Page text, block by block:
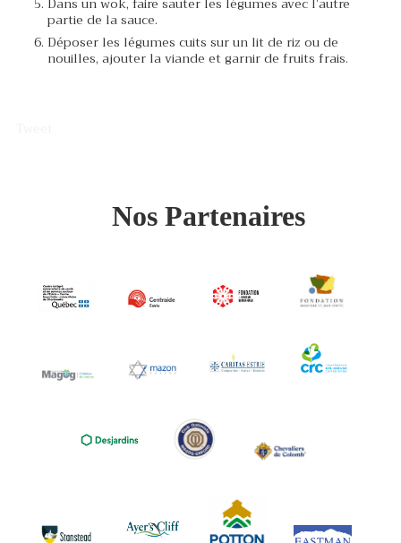
partie de la sauce.
Déposer les légumes cuits sur un lit de riz ou de
nouilles, ajouter la viande et garnir de fruits frais.
Nos Partenaires